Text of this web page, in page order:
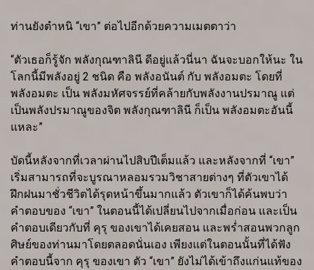
ท่านยังตำหนิ “เขา” ต่อไปอีกด้วยความเมตตาว่า
“ตัวเธอก็รู้จัก พลังกุณฑาลินี ดีอยู่แล้วนี่นา ฉันจะบอกให้นะ ใน
โลกนี้มีพลังอยู่ 2 ชนิด คือ พลังอนันต์ กับ พลังอมตะ โดยที่
พลังอมตะ เป็น พลังมหัศจรรย์ที่คล้ายกับพลังงานปรมาณู แต่
เป็นพลังปรมาณูของจิต พลังกุณฑาลินี ก็เป็น พลังอมตะอันนี้
แหละ”
บัดนี้หลังจากที่เวลาผ่านไปสิบปีเต็มแล้ว และหลังจากที่ “เขา”
เริ่มสามารถที่จะบูรณาหลอมรวมวิชาสายต่างๆ ที่ตัวเขาได้
ฝึกฝนมาชั่วชีวิตได้รุดหน้าขึ้นมากแล้ว ตัวเขาก็ได้ค้นพบว่า
คำตอบของ “เขา” ในตอนนี้ได้เปลี่ยนไปจากเมื่อก่อน และเป็น
คำตอบเดียวกับที่ คุรุ ของเขาได้เคยสอน และพร่ำสอนพวกลูก
ศิษย์ของท่านมาโดยตลอดนั่นเอง เพียงแต่ในตอนนั้นที่ได้ฟัง
คำตอบนี้จาก คุรุ ของเขา ตัว “เขา” ยังไม่ได้เข้าถึงแก่นแท้ของ